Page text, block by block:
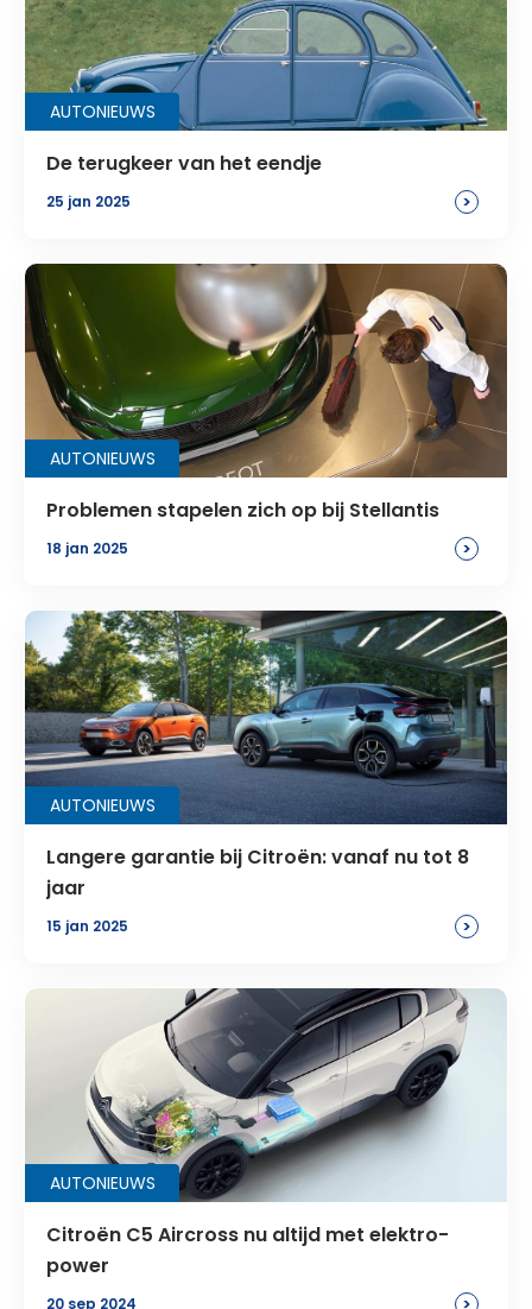
AUTONIEUWS
De terugkeer van het eendje
25 jan 2025 >
AUTONIEUWS
Problemen stapelen zich op bij Stellantis
18 jan 2025 >
AUTONIEUWS
Langere garantie bij Citroën: vanaf nu tot 8
jaar
15 jan 2025 >
AUTONIEUWS
Citroën C5 Aircross nu altijd met elektro-
power
20 sep 2024 >